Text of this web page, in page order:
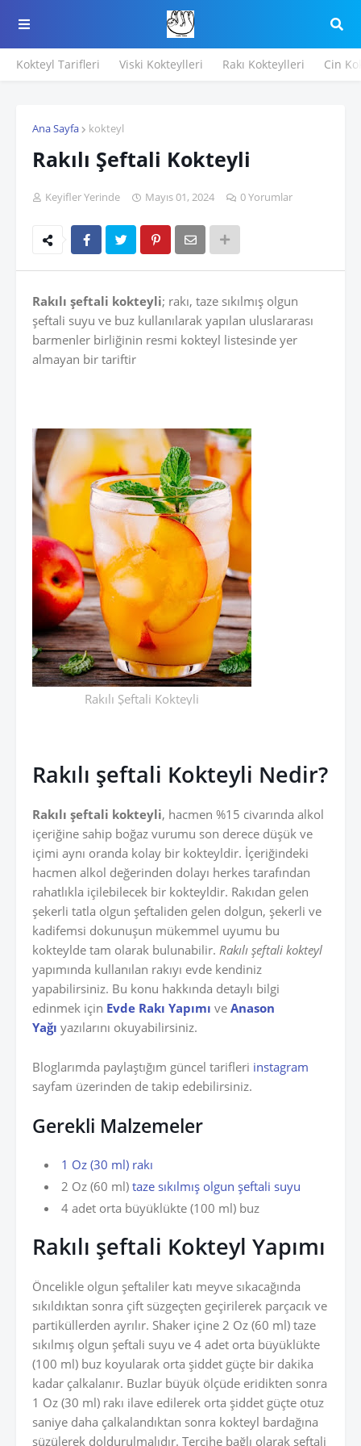
Kokteyl Tarifleri Viski Kokteylleri Rakı Kokteylleri Cin
Ana Sayfa kokteyl
Rakılı Şeftali Kokteyli
Keyifler Yerinde Mayıs 01, 2024 0 Yorumlar
Rakılı şeftali kokteyli; rakı, taze sıkılmış olgun
şeftali suyu ve buz kullanılarak yapılan uluslararası
barmenler birliğinin resmi kokteyl listesinde yer
almayan bir tariftir
Rakılı Şeftali Kokteyli
Rakılı şeftali Kokteyli Nedir?
Rakılı şeftali kokteyli, hacmen %15 civarında alkol
içeriğine sahip boğaz vurumu son derece düşük ve
içimi aynı oranda kolay bir kokteyldir. İçeriğindeki
hacmen alkol değerinden dolayı herkes tarafından
rahatlıkla içilebilecek bir kokteyldir. Rakıdan gelen
şekerli tatla olgun şeftaliden gelen dolgun, şekerli ve
kadifemsi dokunuşun mükemmel uyumu bu
kokteylde tam olarak bulunabilir. Rakılı şeftali kokteyl
yapımında kullanılan rakıyı evde kendiniz
yapabilirsiniz. Bu konu hakkında detaylı bilgi
edinmek için Evde Rakı Yapımı ve Anason
Yağı yazılarını okuyabilirsiniz.
Bloglarımda paylaştığım güncel tarifleri instagram
sayfam üzerinden de takip edebilirsiniz.
Gerekli Malzemeler
1 Oz (30 ml) rakı
2 Oz (60 ml) taze sıkılmış olgun şeftali suyu
4 adet orta büyüklükte (100 ml) buz
Rakılı şeftali Kokteyl Yapımı
Öncelikle olgun şeftaliler katı meyve sıkacağında
sıkıldıktan sonra çift süzgeçten geçirilerek parçacık ve
partiküllerden ayrılır. Shaker içine 2 Oz (60 ml) taze
sıkılmış olgun şeftali suyu ve 4 adet orta büyüklükte
(100 ml) buz koyularak orta şiddet güçte bir dakika
kadar çalkalanır. Buzlar büyük ölçüde eridikten sonra
1 Oz (30 ml) rakı ilave edilerek orta şiddet güçte otuz
saniye daha çalkalandıktan sonra kokteyl bardağına
süzülerek doldurulmalıdır. Tercihe bağlı olarak şeftali